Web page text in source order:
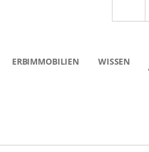
ERBIMMOBILIEN WISSEN